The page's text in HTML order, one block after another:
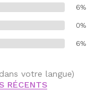
6%
0%
6%
votre langue)
RÉCENTS